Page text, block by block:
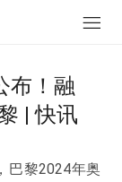
布！融
| 快讯
巴黎2024年奥